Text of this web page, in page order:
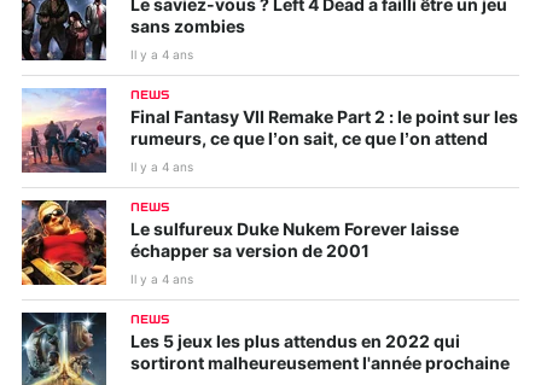
Le saviez-vous ? Left 4 Dead a failli être un jeu
sans zombies
Il y a 4 ans
NEWS
Final Fantasy VII Remake Part 2 : le point sur les
rumeurs, ce que l’on sait, ce que l’on attend
Il y a 4 ans
NEWS
Le sulfureux Duke Nukem Forever laisse
échapper sa version de 2001
Il y a 4 ans
NEWS
Les 5 jeux les plus attendus en 2022 qui
sortiront malheureusement l'année prochaine